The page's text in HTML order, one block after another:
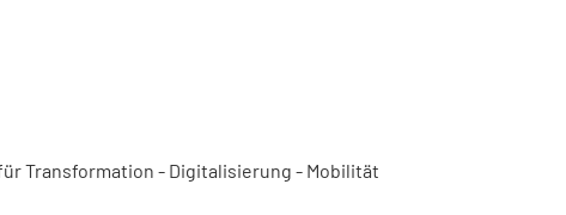
Transformation - Digitalisierung - Mobilität